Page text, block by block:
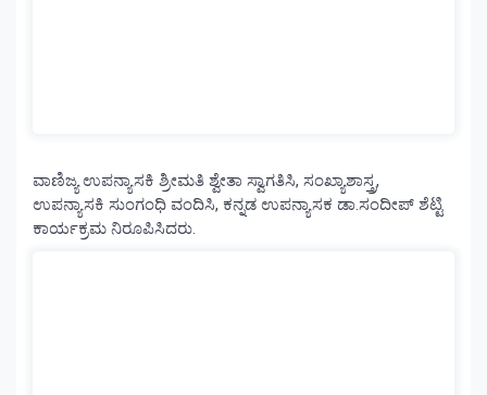
ವಾಣಿಜ್ಯ ಉಪನ್ಯಾಸಕಿ ಶ್ರೀಮತಿ ಶ್ವೇತಾ ಸ್ವಾಗತಿಸಿ, ಸಂಖ್ಯಾಶಾಸ್ತ್ರ,
ಉಪನ್ಯಾಸಕಿ ಸುಂಗಂಧಿ ವಂದಿಸಿ, ಕನ್ನಡ ಉಪನ್ಯಾಸಕ ಡಾ.ಸಂದೀಪ್ ಶೆಟ್ಟಿ
ಕಾರ್ಯಕ್ರಮ ನಿರೂಪಿಸಿದರು.